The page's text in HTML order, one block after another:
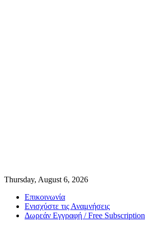
Thursday, August 6, 2026
Επικοινωνία
Ενισχύστε τις Αναμνήσεις
Δωρεάν Εγγραφή / Free Subscription